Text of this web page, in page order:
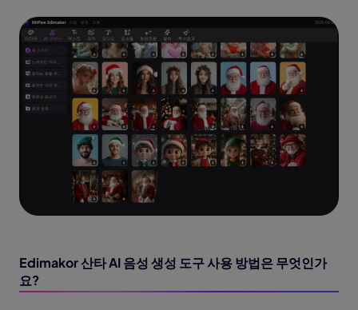
Edimakor 산타 AI 음성 생성 도구 사용 방법은 무엇인가
요?